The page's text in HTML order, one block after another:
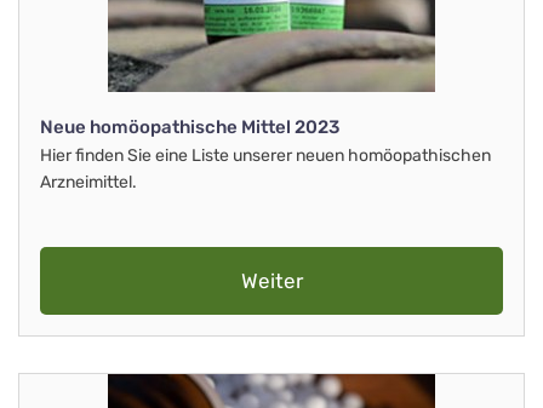
Neue homöopathische Mittel 2023
Hier finden Sie eine Liste unserer neuen homöopathischen
Arzneimittel.
Weiter